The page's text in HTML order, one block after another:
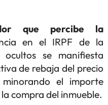
que percibe la
en el IRPF de la
se manifiesta
de rebaja del precio
el importe
compra del inmueble.